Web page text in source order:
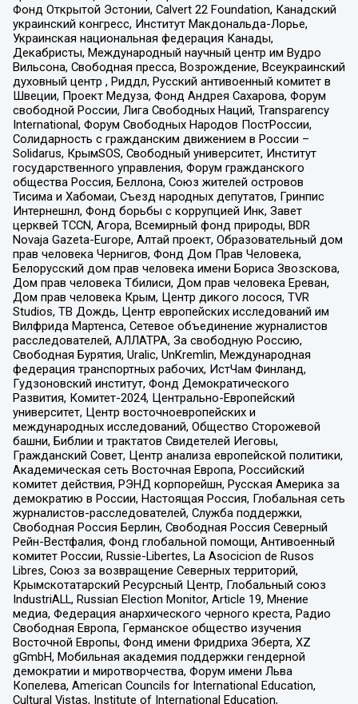
Фонд Открытой Эстонии, Calvert 22 Foundation, Канадский
украинский конгресс, Институт Макдональда-Лорье,
Украинская национальная федерация Канады,
Декабристы, Международный научный центр им Вудро
Вильсона, Свободная пресса, Возрождение, Всеукраинский
духовный центр , Риддл, Русский антивоенный комитет в
Швеции, Проект Медуза, Фонд Андрея Сахарова, Форум
свободной России, Лига Свободных Наций, Transparеncy
International, Форум Свободных Народов ПостРоссии,
Солидарность с гражданским движением в России –
Solidarus, КрымSOS, Свободный университет, Институт
государственного управления, Форум гражданского
общества Россия, Беллона, Союз жителей островов
Тисима и Хабомаи, Съезд народных депутатов, Гринпис
Интернешнл, Фонд борьбы с коррупцией Инк, Завет
церквей TCCN, Агора, Всемирный фонд природы, BDR
Novaja Gazeta-Europe, Алтай проект, Образовательный дом
прав человека Чернигов, Фонд Дом Прав Человека,
Белорусский дом прав человека имени Бориса Звозскова,
Дом прав человека Тбилиси, Дом прав человека Ереван,
Дом прав человека Крым, Центр дикого лосося, TVR
Studios, ТВ Дождь, Центр европейских исследований им
Вилфрида Мартенса, Сетевое объединение журналистов
расследователей, АЛЛАТРА, За свободную Россию,
Свободная Бурятия, Uralic, UnKremlin, Международная
федерация транспортных рабочих, ИстЧам Финланд,
Гудзоновский институт, Фонд Демократического
Развития, Комитет-2024, Центрально-Европейский
университет, Центр восточноевропейских и
международных исследований, Общество Сторожевой
башни, Библии и трактатов Свидетелей Иеговы,
Гражданский Совет, Центр анализа европейской политики,
Академическая сеть Восточная Европа, Российский
комитет действия, РЭНД корпорейшн, Русская Америка за
демократию в России, Настоящая Россия, Глобальная сеть
журналистов-расследователей, Служба поддержки,
Свободная Россия Берлин, Свободная Россия Северный
Рейн-Вестфалия, Фонд глобальной помощи, Антивоенный
комитет России, Russie-Libertes, La Asocicion de Rusos
Libres, Союз за возвращение Северных территорий,
Крымскотатарский Ресурсный Центр, Глобальный союз
IndustriALL, Russian Election Monitor, Article 19, Мнение
медиа, Федерация анархического черного креста, Радио
Свободная Европа, Германское общество изучения
Восточной Европы, Фонд имени Фридриха Эберта, XZ
gGmbH, Мобильная академия поддержки гендерной
демократии и миротворчества, Форум имени Льва
Копелева, American Councils for International Education,
Cultural Vistas, Institute of International Education,